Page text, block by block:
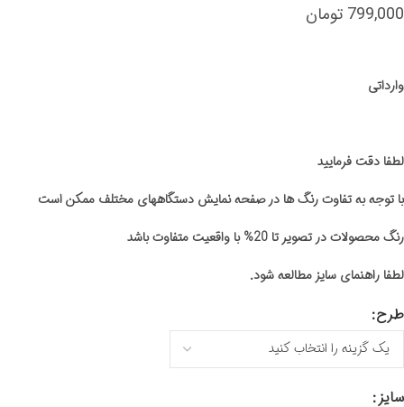
799,000 تومان
وارداتی
لطفا دقت فرمایید
با توجه به تفاوت رنگ ها در صفحه نمایش دستگاههای مختلف ممکن است
رنگ محصولات در تصویر تا 20% با واقعیت متفاوت باشد
لطفا راهنمای سایز مطالعه شود.
طرح
سایز